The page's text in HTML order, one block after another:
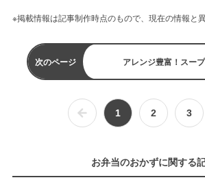
※掲載情報は記事制作時点のもので、現在の情報と
次のページ アレンジ豊富！スー
1 2 3
お弁当のおかずに関する